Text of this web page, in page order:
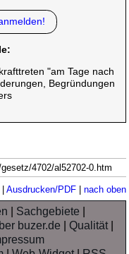
"am Tage nach
Begründungen
4702/al52702-0.htm
Ausdrucken/PDF| nach oben
Sachgebiete
buzer.de |Qualität|